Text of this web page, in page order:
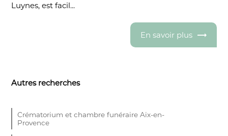
Luynes, est facil...
En savoir plus
Autres recherches
Crématorium et chambre funéraire Aix-en-
Provence